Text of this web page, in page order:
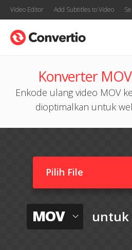
Video Editor Add Subtitles to Video
Konverter
Enkode ulang video MOV
dioptimalkan untuk
Pilih File
MOV untuk